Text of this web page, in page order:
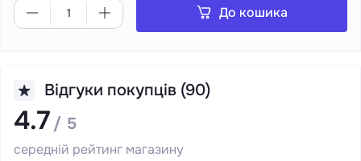
До кошика
Відгуки покупців (90)
4.7 / 5
середній рейтинг магазину